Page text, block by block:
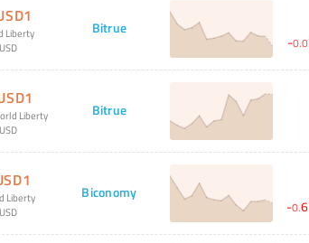
Liberty
Bitrue
-0.0
Liberty
Bitrue
Liberty
Biconomy
-0.